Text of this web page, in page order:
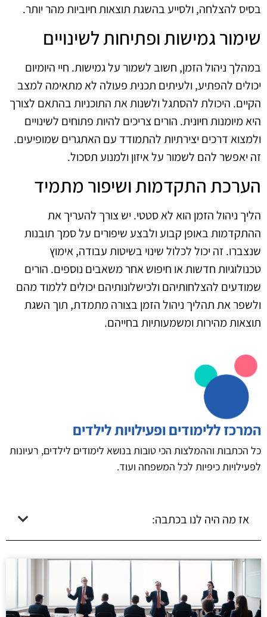
בסיס להצלחה, ולסייע בהשגת תוצאות חיוביות מהר יותר.
שימור גמישות ופתיחות לשינויים
במהלך ניהול הזמן, חשוב לשמור על גמישות. חיי היומיום
יכולים להפתיע, ולעיתים תכנית פעולה לא מתאימה למצב
הקיים. היכולת להסתגל ולשנות את התוכניות בהתאם לצורך
היא מיומנות חיונית. הורים צריכים להיות פתוחים לשינויים
ולמצוא דרכים יצירתיות להתמודד עם האתגרים שמופיעים.
זה יאפשר להם לשמור על איזון ולמנוע תסכול.
הערכת התקדמות ושיפור מתמיד
הליך ניהול הזמן הוא לא סטטי. יש צורך להעריך את
ההתקדמות באופן קבוע ולבצע שיפורים על סמך תובנות
שנצברו. זה יכול לכלול שינוי בשיטות עבודה, אימוץ
טכנולוגיות חדשות או חיפוש אחר משאבים נוספים. הורים
שמודעים להצלחותיהם ולכישלונותיהם יכולים ללמוד מהם
ולשפר את תהליך ניהול הזמן בצורה מתמדת, תוך השגת
תוצאות מהירות ומשמעותיות בחייהם.
המרכז ללימודים ופעילויות לילדים
כל הכתבות וההמלצות הכי טובות בנושא לימודים לילדים, רעיונות
לפעילויות כיפיות לכל המשפחה ועוד.
אז מה היה לנו בכתבה: